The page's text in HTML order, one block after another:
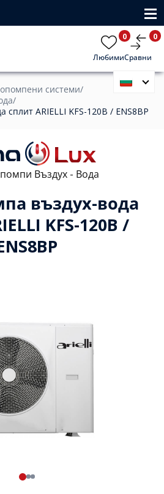
Любими
0
Сравни
0
системи/
/
ARIELLI KFS-120B / ENS8BP
въздух-вода
KFS-120B /
Въздух - Вода